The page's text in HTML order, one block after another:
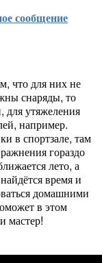
сообщение
что для них не
снаряды, то
утяжеления
например.
в спортзале, там
гораздо
лето, а
время и
домашними
в этом
мастер!